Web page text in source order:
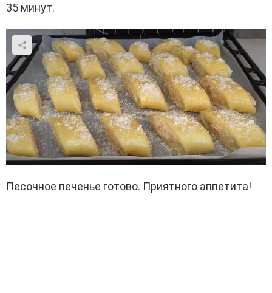
35 минут.
Песочное печенье готово. Приятного аппетита!